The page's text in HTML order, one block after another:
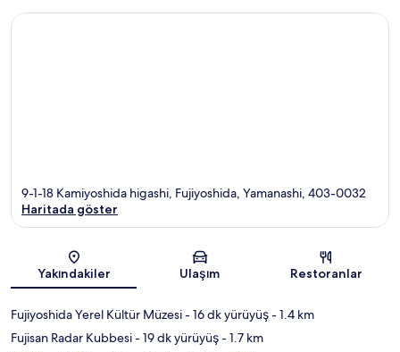
Harita
9-1-18 Kamiyoshida higashi, Fujiyoshida, Yamanashi, 403-0032
Haritada göster
Yakındakiler Ulaşım Restoranlar
Fujiyoshida Yerel Kültür Müzesi- 16 dk yürüyüş- 1.4 km
Fujisan Radar Kubbesi- 19 dk yürüyüş- 1.7 km